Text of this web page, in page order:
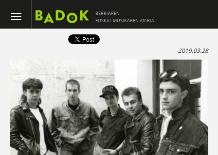
BERRIAREN
EUSKAL MUSIKAREN ATARIA
2019.03.28